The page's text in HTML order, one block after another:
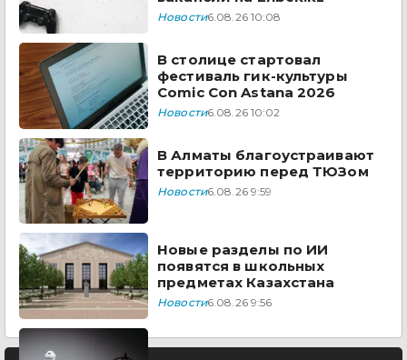
Новости6.08.26 10:08
В столице стартовал
фестиваль гик-культуры
Comic Con Astana 2026
Новости6.08.26 10:02
В Алматы благоустраивают
территорию перед ТЮЗом
Новости6.08.26 9:59
Новые разделы по ИИ
появятся в школьных
предметах Казахстана
Новости6.08.26 9:56